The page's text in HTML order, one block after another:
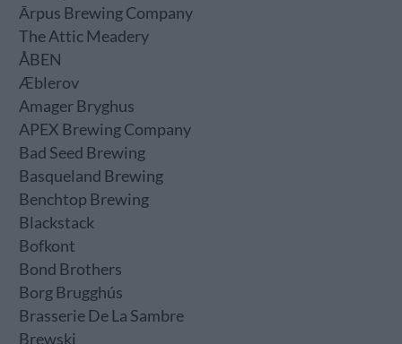
Ārpus Brewing Company
The Attic Meadery
ÅBEN
Æblerov
Amager Bryghus
APEX Brewing Company
Bad Seed Brewing
Basqueland Brewing
Benchtop Brewing
Blackstack
Bofkont
Bond Brothers
Borg Brugghús
Brasserie De La Sambre
Brewski